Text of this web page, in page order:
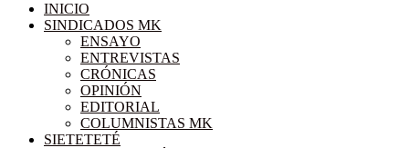
INICIO
SINDICADOS MK
ENSAYO
ENTREVISTAS
CRÓNICAS
OPINIÓN
EDITORIAL
COLUMNISTAS MK
SIETETETÉ